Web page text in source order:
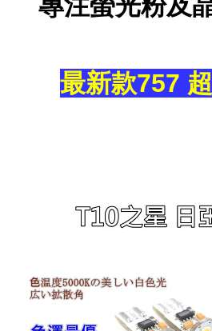
最新款757